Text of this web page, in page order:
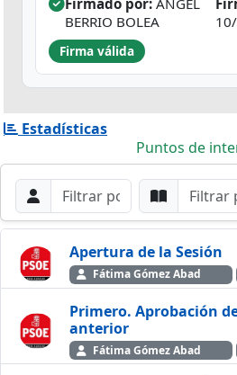
Firmado por: ANGEL
BERRIO BOLEA
Firma válida
Estadísticas
Puntos de
Filtros de búsqueda
Buscar por OradorBuscar por
Buscar
Apertura de la Sesión
Fátima Gómez Abad
Primero. Aprobación
anterior
Fátima Gómez Abad